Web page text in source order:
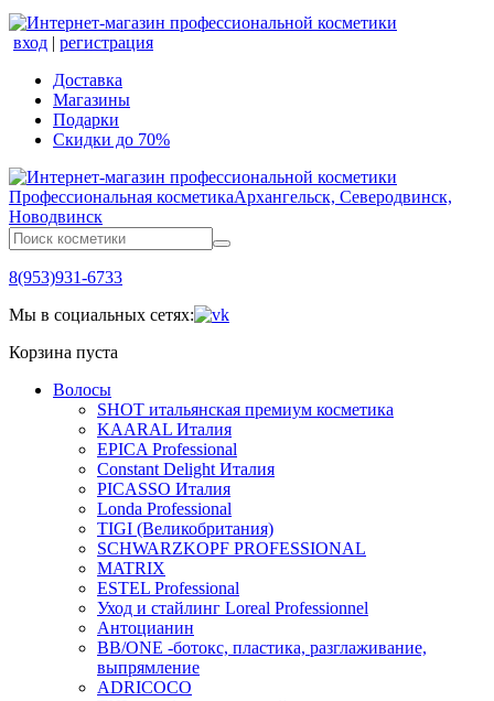
вход | регистрация
Доставка
Магазины
Подарки
Скидки до 70%
Профессиональная косметикаАрхангельск, Северодвинск,
Новодвинск
8(953)931-6733
Мы в социальных сетях:
Корзина пуста
Волосы
SHOT итальянская премиум косметика
KAARAL Италия
EPICA Professional
Constant Delight Италия
PICASSO Италия
Londa Professional
TIGI (Великобритания)
SCHWARZKOPF PROFESSIONAL
MATRIX
ESTEL Professional
Уход и стайлинг Loreal Professionnel
Антоцианин
BB/ONE -ботокс, пластика, разглаживание,
выпрямление
ADRICOCO